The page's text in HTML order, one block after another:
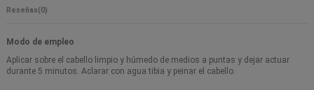
Reseñas(0)
Modo de empleo
Aplicar sobre el cabello limpio y húmedo de medios a puntas y dejar actuar
durante 5 minutos. Aclarar con agua tibia y peinar el cabello.